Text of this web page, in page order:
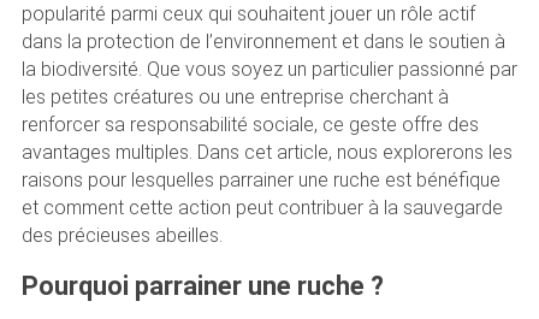
popularité parmi ceux qui souhaitent jouer un rôle actif
dans la protection de l’environnement et dans le soutien à
la biodiversité. Que vous soyez un particulier passionné par
les petites créatures ou une entreprise cherchant à
renforcer sa responsabilité sociale, ce geste offre des
avantages multiples. Dans cet article, nous explorerons les
raisons pour lesquelles parrainer une ruche est bénéfique
et comment cette action peut contribuer à la sauvegarde
des précieuses abeilles.
Pourquoi parrainer une ruche ?